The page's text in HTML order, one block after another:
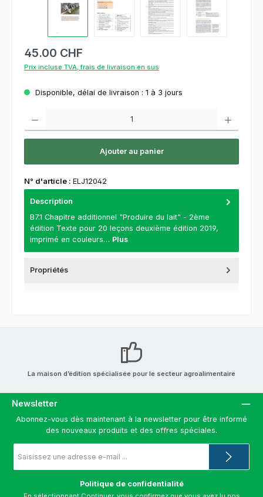
45.00 CHF
Prix incluse TVA, frais de livraison en sus
Disponible, délai de livraison : 1 à 3 jours
Ajouter au panier
N° d'article : ELJ12042
Description
B7.1 Chapitre additionnel "Produire du lait" - 2ème
édition Texte pour 20 leçons deuxième édition 2019,
imprimé en couleurs… Plus
Propriétés
La maison d’édition spécialisée pour le secteur agroalimentaire
Newsletter
Abonnez-vous dès maintenant à la newsletter pour être informé
des nouveaux produits et des offres spéciales.
e-
*
Politique de confidentialité